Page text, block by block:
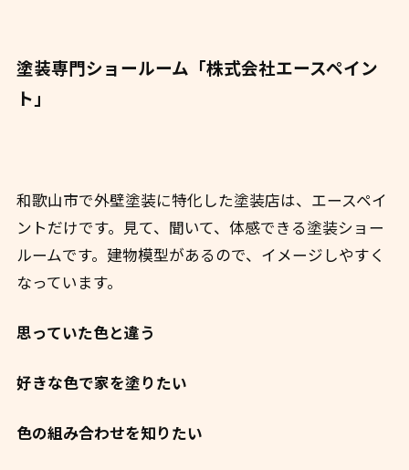
塗装専門ショールーム「株式会社エースペイン
ト」
和歌山市で外壁塗装に特化した塗装店は、エースペイ
ントだけです。見て、聞いて、体感できる塗装ショー
ルームです。建物模型があるので、イメージしやすく
なっています。
思っていた色と違う
好きな色で家を塗りたい
色の組み合わせを知りたい